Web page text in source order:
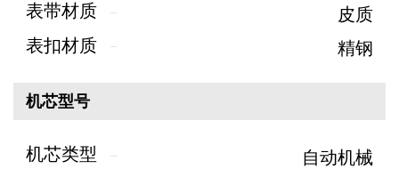
表带材质
皮质
表扣材质
精钢
机芯型号
机芯类型
自动机械